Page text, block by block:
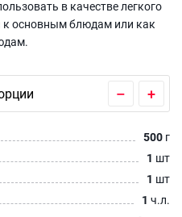
в качестве легкого
к основным блюдам или как
– +
500 г
1 шт
1 шт
1 ч.л.